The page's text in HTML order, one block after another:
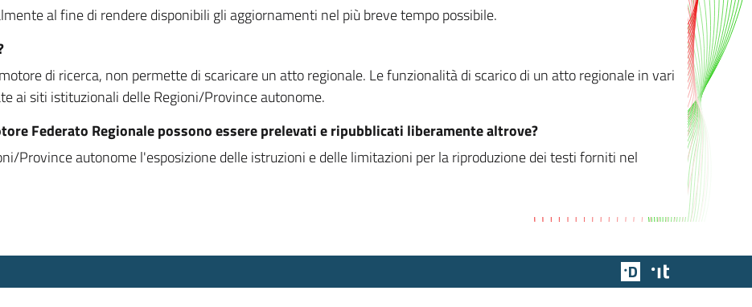
al fine di rendere disponibili gli aggiornamenti nel più breve tempo possibile.
di ricerca, non permette di scaricare un atto regionale. Le funzionalità di scarico di un atto regionale in vari
ai siti istituzionali delle Regioni/Province autonome.
Federato Regionale possono essere prelevati e ripubblicati liberamente altrove?
Province autonome l'esposizione delle istruzioni e delle limitazioni per la riproduzione dei testi forniti nel
Team Digitale